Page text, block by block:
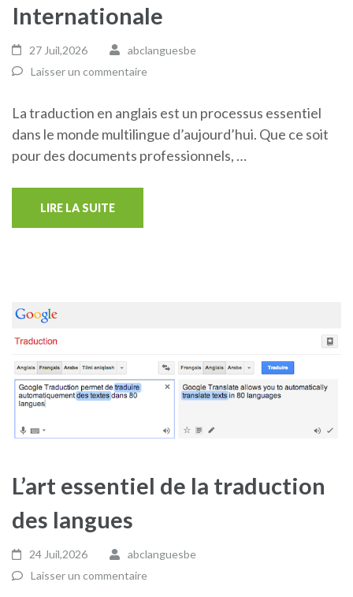
Internationale
27 Juil,2026
abclanguesbe
Laisser un commentaire
La traduction en anglais est un processus essentiel
dans le monde multilingue d’aujourd’hui. Que ce soit
pour des documents professionnels, …
LIRE LA SUITE
L’art essentiel de la traduction
des langues
24 Juil,2026
abclanguesbe
Laisser un commentaire